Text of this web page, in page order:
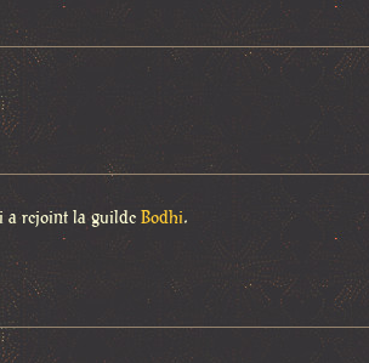
a rejoint la guildeBodhi.